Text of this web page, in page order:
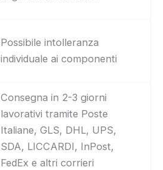
Possibile intolleranza
individuale ai componenti
Consegna in 2-3 giorni
lavorativi tramite Poste
Italiane, GLS, DHL, UPS,
SDA, LICCARDI, InPost,
FedEx e altri corrieri